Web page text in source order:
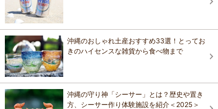
沖縄のおしゃれ土産おすすめ33選！とってお
きのハイセンスな雑貨から食べ物まで
沖縄の守り神「シーサー」とは？歴史や置き
方、シーサー作り体験施設を紹介＜2025＞